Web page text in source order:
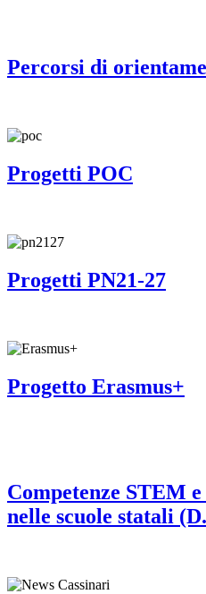
Percorsi di
Progetti POC
Progetti PN21-27
Progetto Erasmus+
Competenze STEM
nelle scuole statali